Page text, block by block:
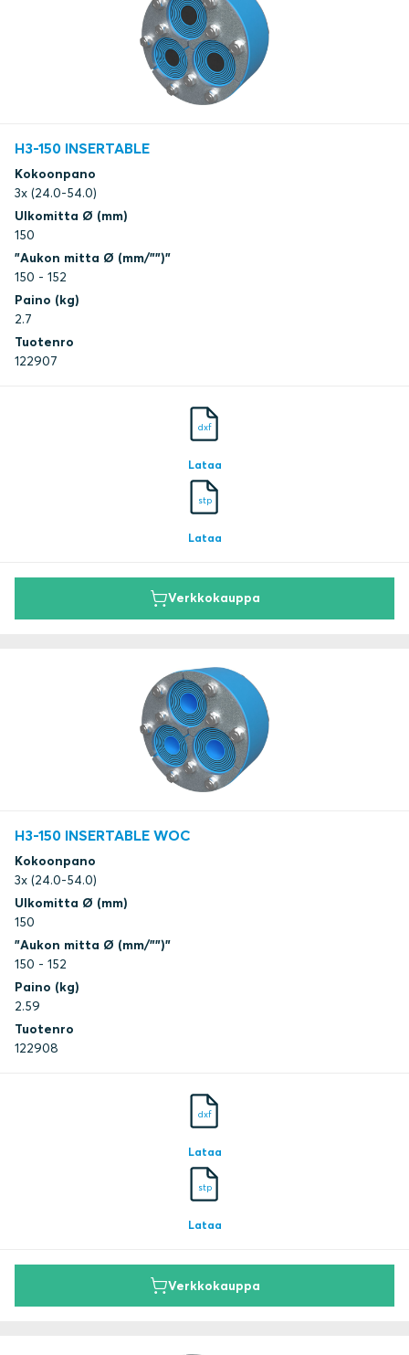
H3-150 INSERTABLE
Kokoonpano
3x (24.0-54.0)
Ulkomitta Ø (mm)
150
"Aukon mitta Ø (mm/"")"
150 - 152
Paino (kg)
2.7
Tuotenro
122907
dxf
Lataa
stp
Lataa
Verkkokauppa
H3-150 INSERTABLE WOC
Kokoonpano
3x (24.0-54.0)
Ulkomitta Ø (mm)
150
"Aukon mitta Ø (mm/"")"
150 - 152
Paino (kg)
2.59
Tuotenro
122908
dxf
Lataa
stp
Lataa
Verkkokauppa